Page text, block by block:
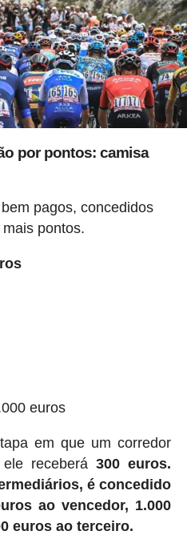
por pontos: camisa
pagos, concedidos
pontos.
euros
em que um corredor
ele receberá300 euros.
é concedido
ao vencedor, 1.000
euros ao terceiro.